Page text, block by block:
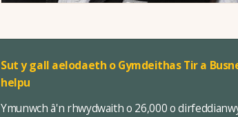
Sut y gall aelodaeth o Gymdeithas Tir a
helpu
Ymunwch â'n rhwydwaith o 26,000 o